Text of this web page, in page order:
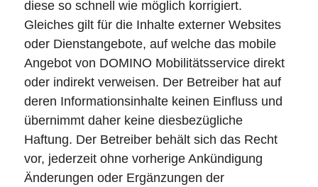
diese so schnell wie möglich korrigiert.
Gleiches gilt für die Inhalte externer Websites
oder Dienstangebote, auf welche das mobile
Angebot von DOMINO Mobilitätsservice direkt
oder indirekt verweisen. Der Betreiber hat auf
deren Informationsinhalte keinen Einfluss und
übernimmt daher keine diesbezügliche
Haftung. Der Betreiber behält sich das Recht
vor, jederzeit ohne vorherige Ankündigung
Änderungen oder Ergänzungen der